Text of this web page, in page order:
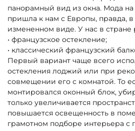
панорамный вид из окна. Мода на
пришла к нам с Европы, правда, в
измененном виде. У нас в стране
• французское остекление;
• классический французский
Первый вариант чаще всего
остекления лоджий или при
совмещении его с комнатой. То
монтировался оконный блок,
только увеличивается
повышается освещенность в
грамотном подборе интерьера